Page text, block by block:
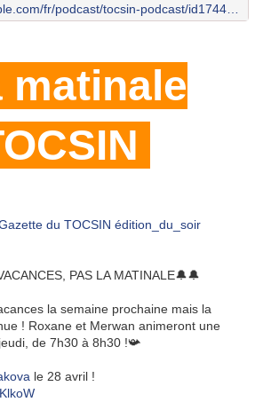
matinale
PAS LA MATINALE🔔🔔
la semaine prochaine mais la
! Roxane et Merwan animeront une
de 7h30 à 8h30 !📯
le 28 avril !